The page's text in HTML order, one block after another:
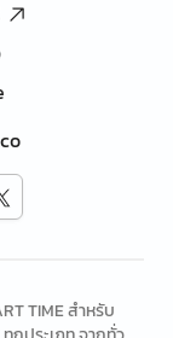
TIME สำหรับ